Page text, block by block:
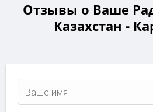
Отзывы о Ваше
Казахстан -